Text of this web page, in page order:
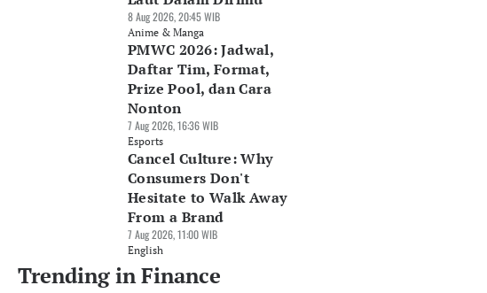
8 Aug 2026, 20:45 WIB
Anime & Manga
PMWC 2026: Jadwal,
Daftar Tim, Format,
Prize Pool, dan Cara
Nonton
7 Aug 2026, 16:36 WIB
Esports
Cancel Culture: Why
Consumers Don't
Hesitate to Walk Away
From a Brand
7 Aug 2026, 11:00 WIB
English
Trending in Finance